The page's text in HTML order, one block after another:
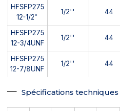
HFSFP275
12-1/2"
1/2'' 44
HFSFP275
12-3/4UNF
1/2'' 44
HFSFP275
12-7/8UNF
1/2'' 44
Spécifications techniques